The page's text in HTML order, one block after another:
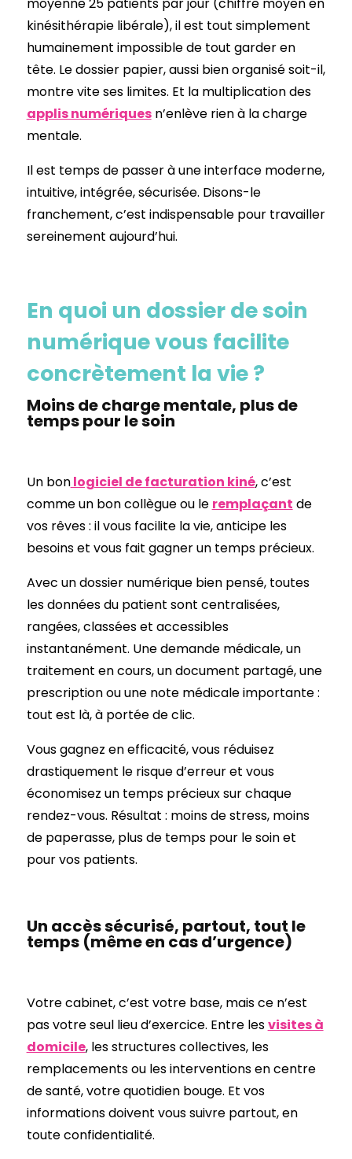
kinésithérapie libérale), il est tout simplement
humainement impossible de tout garder en
tête. Le dossier papier, aussi bien organisé soit-il,
montre vite ses limites. Et la multiplication des
applis numériquesn’enlève rien à la charge
mentale.
Il est temps de passer à une interface moderne,
intuitive, intégrée, sécurisée. Disons-le
franchement, c’est indispensable pour travailler
sereinement aujourd’hui.
En quoi un dossier de soin
numérique vous facilite
concrètement la vie ?
Moins de charge mentale, plus de
temps pour le soin
Un bonlogiciel de facturation kiné, c’est
comme un bon collègue ou le remplaçant de
vos rêves : il vous facilite la vie, anticipe les
besoins et vous fait gagner un temps précieux.
Avec un dossier numérique bien pensé, toutes
les données du patient sont centralisées,
rangées, classées et accessibles
instantanément. Une demande médicale, un
traitement en cours, un document partagé, une
prescription ou une note médicale importante :
tout est là, à portée de clic.
Vous gagnez en efficacité, vous réduisez
drastiquement le risque d’erreur et vous
économisez un temps précieux sur chaque
rendez-vous. Résultat : moins de stress, moins
de paperasse, plus de temps pour le soin et
pour vos patients.
Un accès sécurisé, partout, tout le
temps (même en cas d’urgence)
Votre cabinet, c’est votre base, mais ce n’est
pas votre seul lieu d’exercice. Entre lesvisites à
domicile, les structures collectives, les
remplacements ou les interventions en centre
de santé, votre quotidien bouge. Et vos
informations doivent vous suivre partout, en
toute confidentialité.